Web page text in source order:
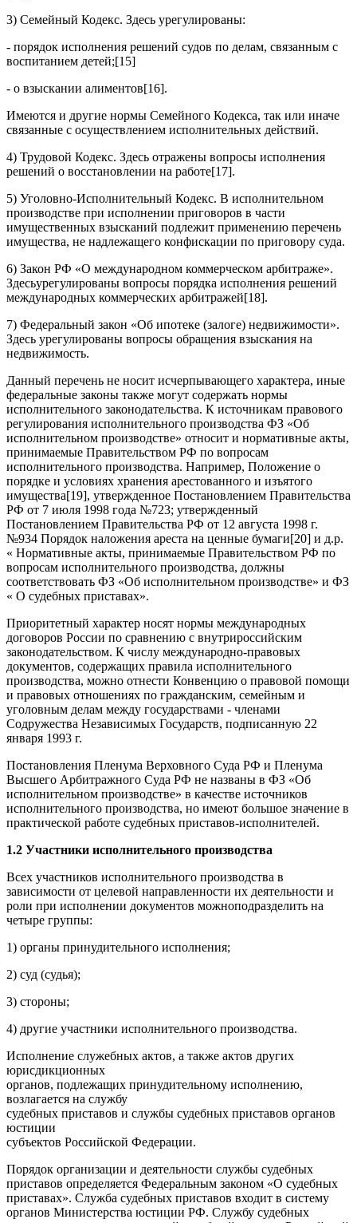
3) Семейный Кодекс. Здесь урегулированы:
- порядок исполнения решений судов по делам, связанным с
воспитанием детей;[15]
- о взыскании алиментов[16].
Имеются и другие нормы Семейного Кодекса, так или иначе
связанные с осуществлением исполнительных действий.
4) Трудовой Кодекс. Здесь отражены вопросы исполнения
решений о восстановлении на работе[17].
5) Уголовно-Исполнительный Кодекс. В исполнительном
производстве при исполнении приговоров в части
имущественных взысканий подлежит применению перечень
имущества, не надлежащего конфискации по приговору суда.
6) Закон РФ «О международном коммерческом арбитраже».
Здесьурегулированы вопросы порядка исполнения решений
международных коммерческих арбитражей[18].
7) Федеральный закон «Об ипотеке (залоге) недвижимости».
Здесь урегулированы вопросы обращения взыскания на
недвижимость.
Данный перечень не носит исчерпывающего характера, иные
федеральные законы также могут содержать нормы
исполнительного законодательства. К источникам правового
регулирования исполнительного производства ФЗ «Об
исполнительном производстве» относит и нормативные акты,
принимаемые Правительством РФ по вопросам
исполнительного производства. Например, Положение о
порядке и условиях хранения арестованного и изъятого
имущества[19], утвержденное Постановлением Правительства
РФ от 7 июля 1998 года №723; утвержденный
Постановлением Правительства РФ от 12 августа 1998 г.
№934 Порядок наложения ареста на ценные бумаги[20] и д.р.
« Нормативные акты, принимаемые Правительством РФ по
вопросам исполнительного производства, должны
соответствовать ФЗ «Об исполнительном производстве» и ФЗ
« О судебных приставах».
Приоритетный характер носят нормы международных
договоров России по сравнению с внутрироссийским
законодательством. К числу международно-правовых
документов, содержащих правила исполнительного
производства, можно отнести Конвенцию о правовой помощи
и правовых отношениях по гражданским, семейным и
уголовным делам между государствами - членами
Содружества Независимых Государств, подписанную 22
января 1993 г.
Постановления Пленума Верховного Суда РФ и Пленума
Высшего Арбитражного Суда РФ не названы в ФЗ «Об
исполнительном производстве» в качестве источников
исполнительного производства, но имеют большое значение в
практической работе судебных приставов-исполнителей.
1.2 Участники исполнительного производства
Всех участников исполнительного производства в
зависимости от целевой направленности их деятельности и
роли при исполнении документов можноподразделить на
четыре группы:
1) органы принудительного исполнения;
2) суд (судья);
3) стороны;
4) другие участники исполнительного производства.
Исполнение служебных актов, а также актов других
юрисдикционных
органов, подлежащих принудительному исполнению,
возлагается на службу
судебных приставов и службы судебных приставов органов
юстиции
субъектов Российской Федерации.
Порядок организации и деятельности службы судебных
приставов определяется Федеральным законом «О судебных
приставах». Служба судебных приставов входит в систему
органов Министерства юстиции РФ. Службу судебных